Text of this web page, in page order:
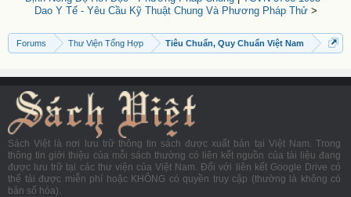
Dao Y Tế - Yêu Cầu Kỹ Thuật Chung Và Phương Pháp Thử>
Forums Thư Viện Tổng Hợp Tiêu Chuẩn, Quy Chuẩn Việt Nam
Sách Việt là nơi lưu trữ thông tin sách được xuất bản tại Việt Nam. Trong
thông tin giới thiệu của mỗi sách thường có liên kết nguồn của tài liệu đang
được lưu trữ tại các thư viện của Việt Nam. Đối với liên kết Google Drive có
thể tải được miễn phí hoặc KHÔNG có quyền truy cập (thường là không có
bản số hóa).